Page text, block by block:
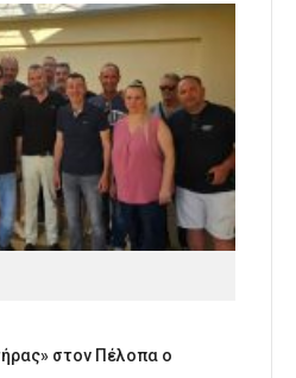
στον Πέλοπα ο